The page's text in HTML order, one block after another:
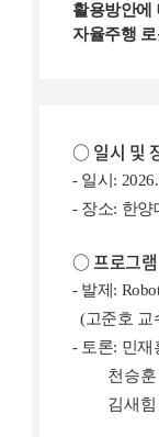
활용방안에
자율주행
○ 일시 및
- 일시:
- 장소: 한양
○ 프로그램
- 발제:
(고준호 교
- 토론: 민재
천승훈
김새힘